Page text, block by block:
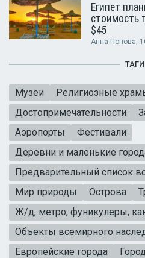
Египет
стоимость
$45
Анна Попова,
ТАГИ
Музеи
Религиозные
Достопримечательности
Аэропорты
Фестивали
Деревни и маленькие
Предварительный список
Мир природы
Острова
Ж/д, метро, фуникулеры,
Объекты всемирного
Европейские города